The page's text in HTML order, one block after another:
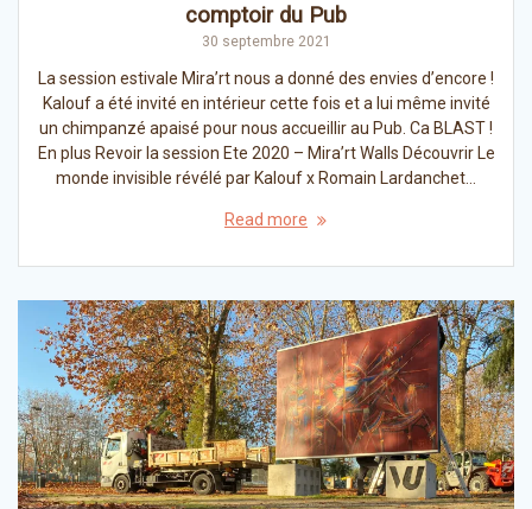
comptoir du Pub
30 septembre 2021
La session estivale Mira’rt nous a donné des envies d’encore !
Kalouf a été invité en intérieur cette fois et a lui même invité
un chimpanzé apaisé pour nous accueillir au Pub. Ca BLAST !
En plus Revoir la session Ete 2020 – Mira’rt Walls Découvrir Le
monde invisible révélé par Kalouf x Romain Lardanchet…
Read more